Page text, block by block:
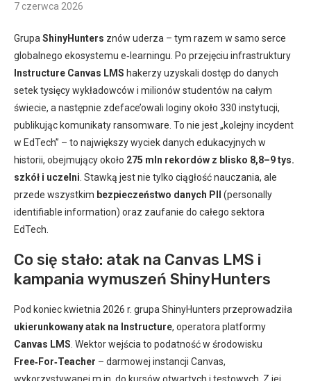
7 czerwca 2026
Grupa ShinyHunters znów uderza – tym razem w samo serce
globalnego ekosystemu e‑learningu. Po przejęciu infrastruktury
Instructure Canvas LMS hakerzy uzyskali dostęp do danych
setek tysięcy wykładowców i milionów studentów na całym
świecie, a następnie zdeface’owali loginy około 330 instytucji,
publikując komunikaty ransomware. To nie jest „kolejny incydent
w EdTech” – to największy wyciek danych edukacyjnych w
historii, obejmujący około 275 mln rekordów z blisko 8,8–9 tys.
szkół i uczelni . Stawką jest nie tylko ciągłość nauczania, ale
przede wszystkim bezpieczeństwo danych PII
(personally
identifiable information) oraz zaufanie do całego sektora
EdTech.
Co się stało: atak na Canvas LMS i
kampania wymuszeń ShinyHunters
Pod koniec kwietnia 2026 r. grupa ShinyHunters przeprowadziła
ukierunkowany atak na Instructure, operatora platformy
Canvas LMS . Wektor wejścia to podatność w środowisku
Free‑For‑Teacher – darmowej instancji Canvas,